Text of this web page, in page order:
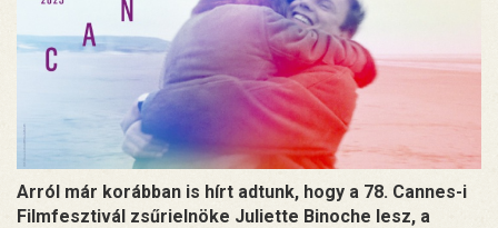
Arról már korábban is hírt adtunk, hogy a 78. Cannes-i
Filmfesztivál zsűrielnöke Juliette Binoche lesz, a